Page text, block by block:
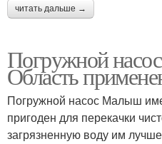
читать дальше →
Погружной
Область
Погружной насос Малыш
пригоден для перекачки
загрязненную воду им